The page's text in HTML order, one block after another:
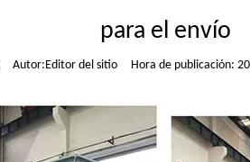
para el envío
Autor:Editor del sitio Hora de publicación: